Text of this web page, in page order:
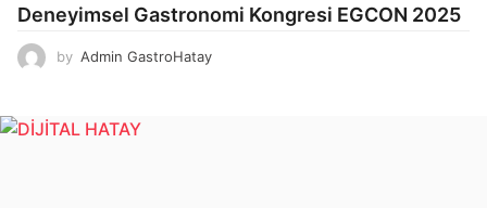
Deneyimsel Gastronomi Kongresi EGCON 2025
by Admin GastroHatay